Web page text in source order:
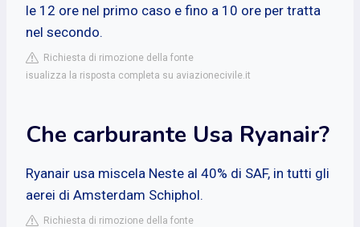
le 12 ore nel primo caso e fino a 10 ore per tratta
nel secondo.
Richiesta di rimozione della fonte
isualizza la risposta completa su aviazionecivile.it
Che carburante Usa Ryanair?
Ryanair usa miscela Neste al 40% di SAF, in tutti gli
aerei di Amsterdam Schiphol.
Richiesta di rimozione della fonte